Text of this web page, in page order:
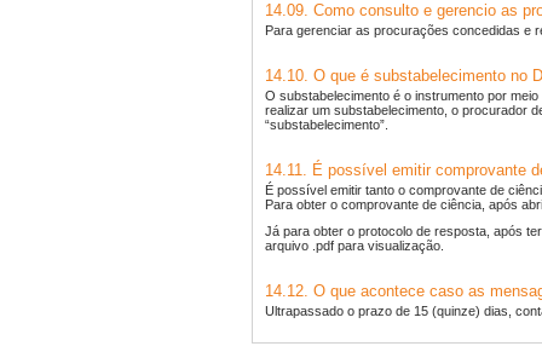
14.09. Como consulto e gerencio as
Para gerenciar as procurações concedidas e
14.10. O que é substabelecimento no
O substabelecimento é o instrumento por
realizar um substabelecimento, o procurador
“substabelecimento”.
14.11. É possível emitir comprovante
É possível emitir tanto o comprovante de
Para obter o comprovante de ciência, após
Já para obter o protocolo de resposta, após
arquivo .pdf para visualização.
14.12. O que acontece caso as
Ultrapassado o prazo de 15 (quinze) dias,